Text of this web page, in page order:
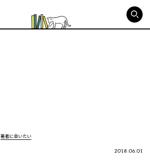
著者に会いたい
2018.06.01